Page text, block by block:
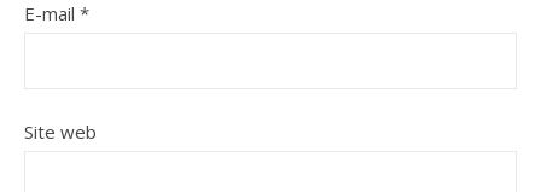
E-mail *
Site web